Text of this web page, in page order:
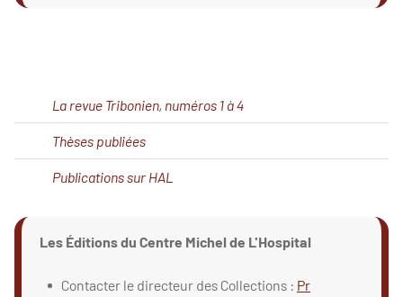
La revue Tribonien, numéros 1 à 4
Thèses publiées
Publications sur HAL
Les Éditions du Centre Michel de L'Hospital
Contacter le directeur des Collections : Pr